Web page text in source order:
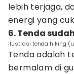
lebih terjaga,
energi yang
6. Tenda
ilustrasi tenda hiking
Tenda adalah
bermalam di